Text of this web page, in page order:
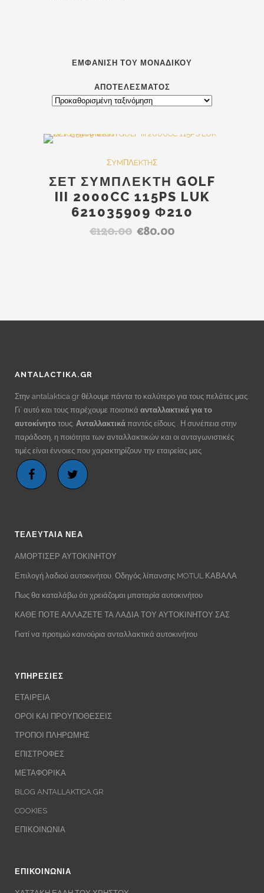
ΕΜΦΆΝΙΣΗ ΤΟΥ ΜΟΝΑΔΙΚΟΎ
ΑΠΟΤΕΛΈΣΜΑΤΟΣ
ΣYMΠΛEKTHΣ
ΣΕΤ ΣΥΜΠΛΕΚΤΗ GOLF
III 2000CC 115PS LUK
621035909 Φ210
€120.00 Original
€80.00Η
ANTALACTIKA.GR
Στην antalaktica.gr θέλουμε πάντα το καλύτερο για τους πελάτες μας.
Γι’ αυτό και τους παρέχουμε ποιοτικά ανταλλακτικά για το
αυτοκίνητο τους. Ανταλλακτικά παντός είδους . Η συνέπεια στην
παράδοση, η ποιότητα των ανταλλακτικών και οι ανταγωνιστικές
τιμές είναι έννοιες που χαρακτηρίζουν την εταιρείας μας
ΤΕΛΕΥΤΑΙΑ ΝΕΑ
ΑΜΟΡΤΙΣΕΡ ΑΥΤΟΚΙΝΗΤΟΥ
Επιλογή λαδιού αυτοκινήτου. Οδηγός λίπανσης MOTUL ΚΑΒΑΛΑ
Πως θα καταλάβω ότι χρειάζομαι μπαταρία αυτοκινήτου
ΚΑΘΕ ΠΟΤΕ ΑΛΛΑΖΕΤΕ ΤΑ ΛΑΔΙΑ ΤΟΥ ΑΥΤΟΚΙΝΗΤΟΥ ΣΑΣ
Γιατί να προτιμώ καινούρια ανταλλακτικά αυτοκινήτου
ΥΠΗΡΕΣΙΕΣ
ΕΤΑΙΡΕΙΑ
ΟΡΟΙ ΚΑΙ ΠΡΟΥΠΟΘΕΣΕΙΣ
ΤΡΟΠΟΙ ΠΛΗΡΩΜΗΣ
ΕΠΙΣΤΡΟΦΕΣ
ΜΕΤΑΦΟΡΙΚΑ
BLOG ANTALLAKTICA.GR
COOKIES
ΕΠΙΚΟΙΝΩΝΙΑ
ΕΠΙΚΟΙΝΩΝΙΑ